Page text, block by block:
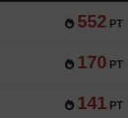
552 PT
170 PT
141 PT